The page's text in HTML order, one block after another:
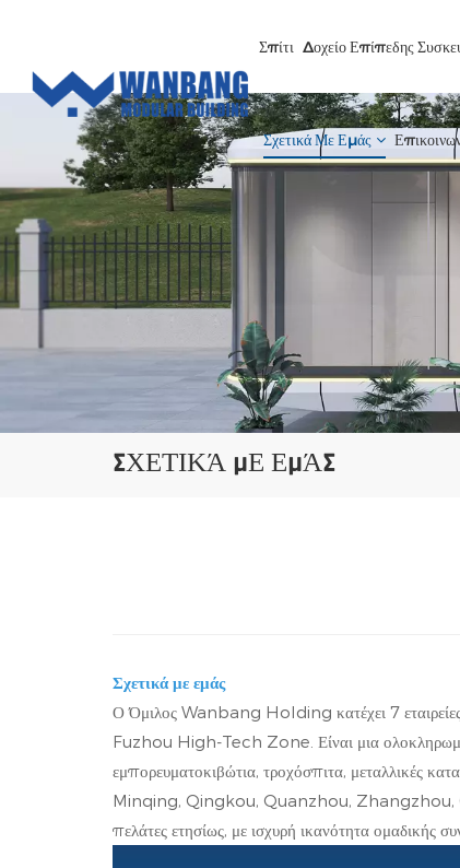
Σπίτι Δοχείο Επίπεδης
Σχετικά Με Εμάς
ΣΧΕΤΙΚΆ ΜΕ ΕΜΆΣ
Σχετικά με εμάς
Ο Όμιλος Wanbang Holding κατέχει 7
Fuzhou High-Tech Zone. Είναι μια
εμπορευματοκιβώτια, τροχόσπιτα, μεταλλικές
Minqing, Qingkou, Quanzhou, Zhangzhou,
πελάτες ετησίως, με ισχυρή ικανότητα ομαδικής